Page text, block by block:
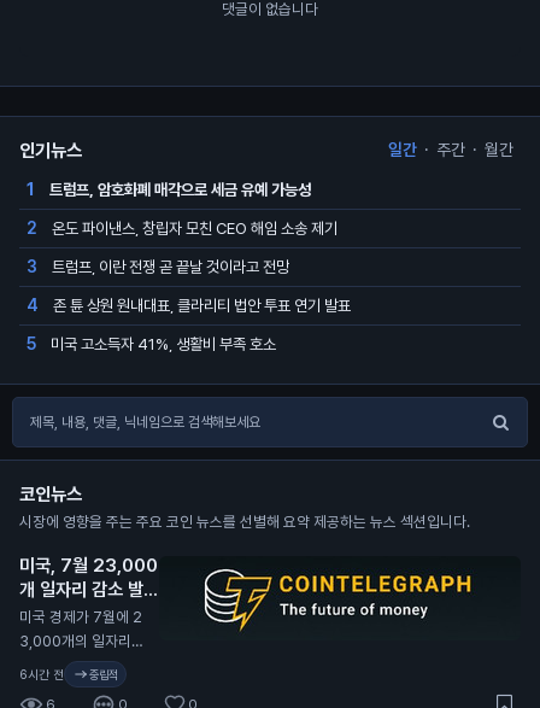
댓글이 없습니다
인기뉴스 일간 · 주간 · 월간
1 트럼프, 암호화폐 매각으로 세금 유예 가능성
2 온도 파이낸스, 창립자 모친 CEO 해임 소송 제기
3 트럼프, 이란 전쟁 곧 끝날 것이라고 전망
4 존 튠 상원 원내대표, 클라리티 법안 투표 연기 발표
5 미국 고소득자 41%, 생활비 부족 호소
코인뉴스
시장에 영향을 주는 주요 코인 뉴스를 선별해 요약 제공하는 뉴스 섹션입니다.
미국, 7월 23,000
개 일자리 감소 발표
N
미국 경제가 7월에 2
3,000개의 일자리를
잃었다고 발표했습니
다. 이는 80,000개
6시간 전 중립적